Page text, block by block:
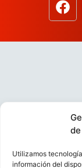
Utilizamos
información del